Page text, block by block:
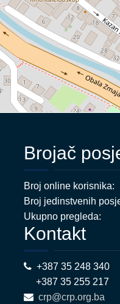
Brojač
Broj online korisnika:
Broj jedinstvenih
Ukupno pregleda:
Kontakt
+387 35 248 340
+387 35 255 217
crp@crp.org.ba